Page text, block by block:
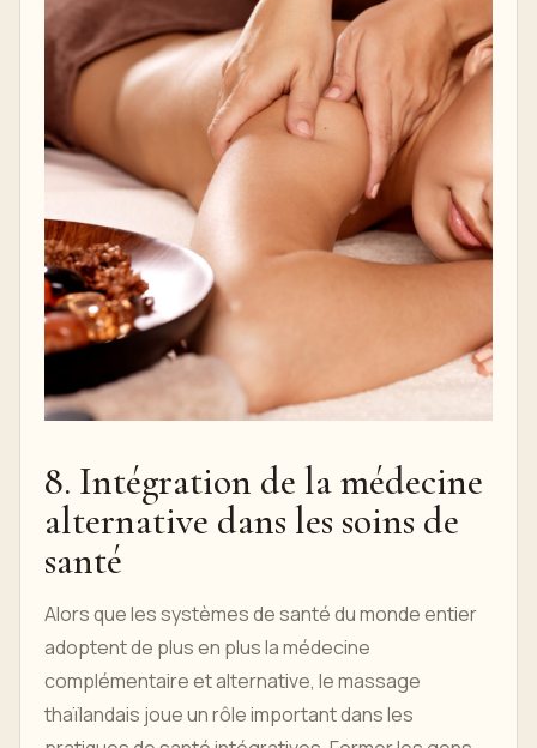
8. Intégration de la médecine
alternative dans les soins de
santé
Alors que les systèmes de santé du monde entier
adoptent de plus en plus la médecine
complémentaire et alternative, le massage
thaïlandais joue un rôle important dans les